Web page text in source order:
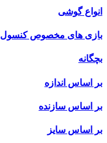
انواع گوشی
بازی های مخصوص کنسول
بچگانه
بر اساس اندازه
بر اساس سازنده
بر اساس سایز